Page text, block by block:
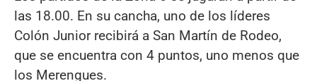
las 18.00. En su cancha, uno de los líderes
Colón Junior recibirá a San Martín de Rodeo,
que se encuentra con 4 puntos, uno menos que
los Merengues.